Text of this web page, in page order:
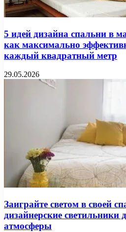
5 идей дизайна спальни в
как максимально
каждый квадратный метр
29.05.2026
Заиграйте светом в своей
дизайнерские светильники
атмосферы